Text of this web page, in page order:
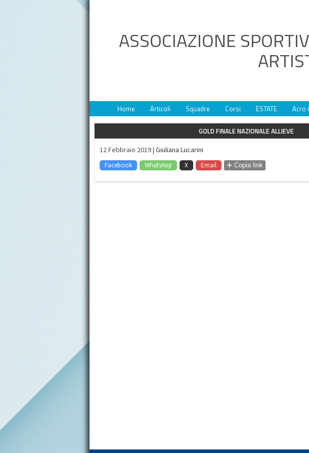
ASSOCIAZIONE
Home Articoli Squadre Corsi ESTATE Acro
GOLD FINALE NAZIONALE ALLIEVE
12 Febbraio 2019 | Giuliana Lucarini
Facebook WhatsApp X Email + Copia link